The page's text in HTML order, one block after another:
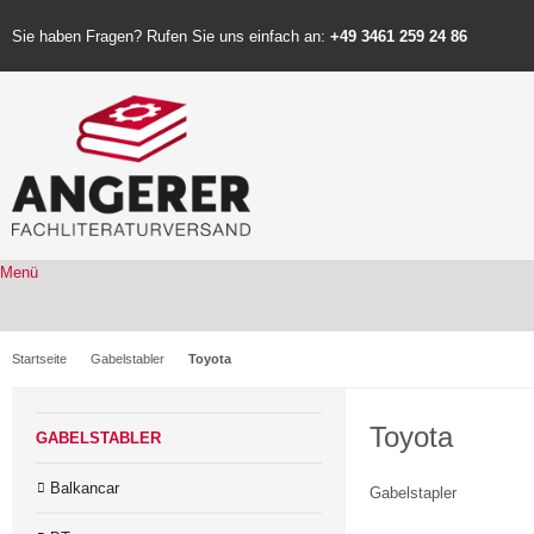
Sie haben Fragen? Rufen Sie uns einfach an: +49 3461 259 24 86
Menü
Startseite Gabelstabler Toyota
Toyota
Gabelstapler
GABELSTABLER
Balkancar